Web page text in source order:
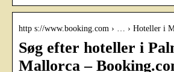
http s://www.booking.com › … › Hoteller i
Søg efter hoteller i
Mallorca –